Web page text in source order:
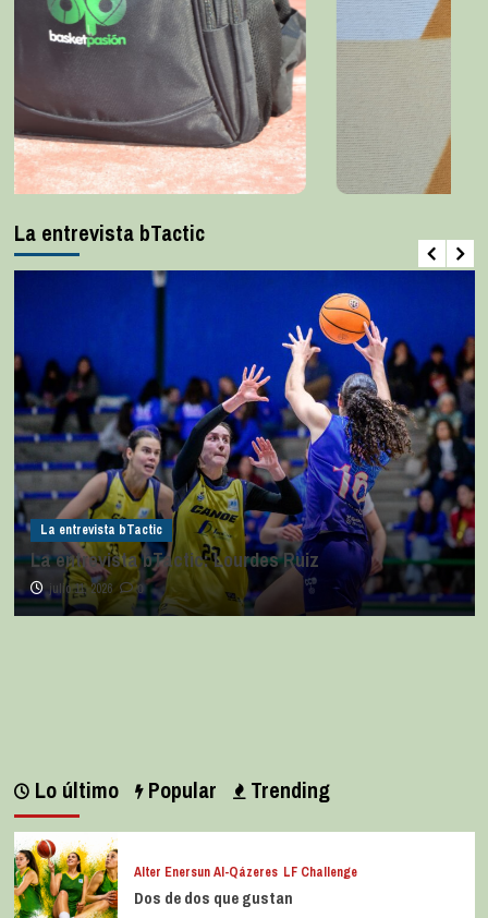
La entrevista bTactic
La entrevista bTactic
La entrevista bTactic: Lourdes Ruiz
julio 11, 2026 0
Lo último Popular Trending
Alter Enersun Al-Qázeres LF Challenge
Dos de dos que gustan